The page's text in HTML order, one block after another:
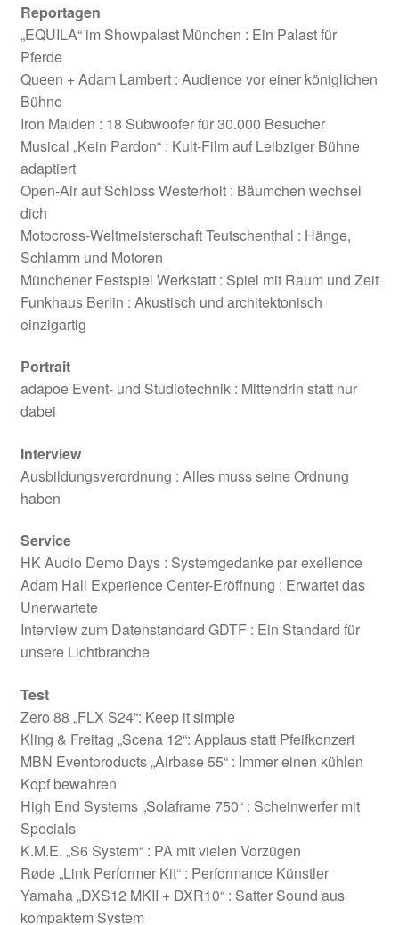
Reportagen
„EQUILA“ im Showpalast München : Ein Palast für
Pferde
Queen + Adam Lambert : Audience vor einer königlichen
Bühne
Iron Maiden : 18 Subwoofer für 30.000 Besucher
Musical „Kein Pardon“ : Kult-Film auf Leibziger Bühne
adaptiert
Open-Air auf Schloss Westerholt : Bäumchen wechsel
dich
Motocross-Weltmeisterschaft Teutschenthal : Hänge,
Schlamm und Motoren
Münchener Festspiel Werkstatt : Spiel mit Raum und Zeit
Funkhaus Berlin : Akustisch und architektonisch
einzigartig
Portrait
adapoe Event- und Studiotechnik : Mittendrin statt nur
dabei
Interview
Ausbildungsverordnung : Alles muss seine Ordnung
haben
Service
HK Audio Demo Days : Systemgedanke par exellence
Adam Hall Experience Center-Eröffnung : Erwartet das
Unerwartete
Interview zum Datenstandard GDTF : Ein Standard für
unsere Lichtbranche
Test
Zero 88 „FLX S24“: Keep it simple
Kling & Freitag „Scena 12“: Applaus statt Pfeifkonzert
MBN Eventproducts „Airbase 55“ : Immer einen kühlen
Kopf bewahren
High End Systems „Solaframe 750“ : Scheinwerfer mit
Specials
K.M.E. „S6 System“ : PA mit vielen Vorzügen
Røde „Link Performer Kit“ : Performance Künstler
Yamaha „DXS12 MKII + DXR10“ : Satter Sound aus
kompaktem System